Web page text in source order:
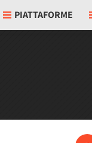
PIATTAFORME